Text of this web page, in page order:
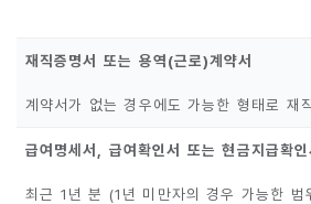
재직증명서 또는 용역(근로)계약서
계약서가 없는 경우에도 가능한 형태로 재
급여명세서, 급여확인서 또는 현금지급확인
최근 1년 분 (1년 미만자의 경우 가능한 범